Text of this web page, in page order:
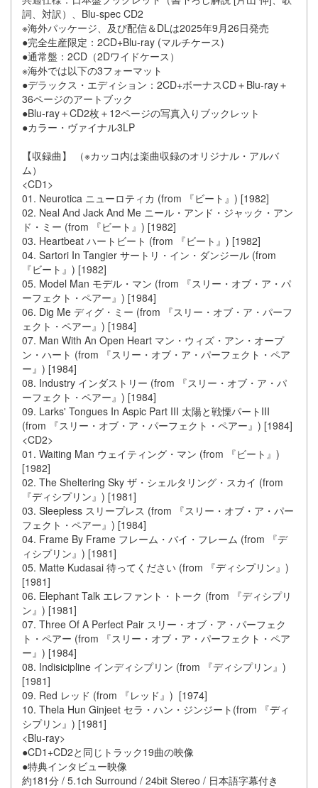
詞、対訳）、Blu-spec CD2
※海外パッケージ、及び配信＆DLは2025年9月26日発売
●完全生産限定：2CD+Blu-ray (マルチケース)
●通常盤：2CD（2Dワイドケース）
※海外では以下の3フォーマット
●デラックス・エディション：2CD+ボーナスCD＋Blu-ray＋
36ページのアートブック
●Blu-ray＋CD2枚＋12ページの写真入りブックレット
●カラー・ヴァイナル3LP
【収録曲】 （※カッコ内は楽曲収録のオリジナル・アルバ
ム）
<CD1>
01. Neurotica ニューロティカ (from 『ビート』) [1982]
02. Neal And Jack And Me ニール・アンド・ジャック・アン
ド・ミー (from 『ビート』) [1982]
03. Heartbeat ハートビート (from 『ビート』) [1982]
04. Sartori In Tangier サートリ・イン・ダンジール (from
『ビート』) [1982]
05. Model Man モデル・マン (from 『スリー・オブ・ア・パ
ーフェクト・ペアー』) [1984]
06. Dig Me ディグ・ミー (from 『スリー・オブ・ア・パーフ
ェクト・ペアー』) [1984]
07. Man With An Open Heart マン・ウィズ・アン・オープ
ン・ハート (from 『スリー・オブ・ア・パーフェクト・ペア
ー』) [1984]
08. Industry インダストリー (from 『スリー・オブ・ア・パ
ーフェクト・ペアー』) [1984]
09. Larks' Tongues In Aspic Part III 太陽と戦慄パートIII
(from 『スリー・オブ・ア・パーフェクト・ペアー』) [1984]
<CD2>
01. Waiting Man ウェイティング・マン (from 『ビート』)
[1982]
02. The Sheltering Sky ザ・シェルタリング・スカイ (from
『ディシプリン』) [1981]
03. Sleepless スリープレス (from 『スリー・オブ・ア・パー
フェクト・ペアー』) [1984]
04. Frame By Frame フレーム・バイ・フレーム (from 『デ
ィシプリン』) [1981]
05. Matte Kudasai 待ってください (from 『ディシプリン』)
[1981]
06. Elephant Talk エレファント・トーク (from 『ディシプリ
ン』) [1981]
07. Three Of A Perfect Pair スリー・オブ・ア・パーフェク
ト・ペアー (from 『スリー・オブ・ア・パーフェクト・ペア
ー』) [1984]
08. Indisicipline インディシプリン (from 『ディシプリン』)
[1981]
09. Red レッド (from 『レッド』) [1974]
10. Thela Hun Ginjeet セラ・ハン・ジンジート(from 『ディ
シプリン』) [1981]
<Blu-ray>
●CD1+CD2と同じトラック19曲の映像
●特典インタビュー映像
約181分 / 5.1ch Surround / 24bit Stereo / 日本語字幕付き